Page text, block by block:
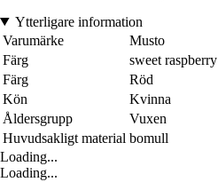
Ytterligare information
Varumärke
Musto
Färg
sweet raspberry
Färg
Röd
Kön
Kvinna
Åldersgrupp
Vuxen
Huvudsakligt material bomull
Loading...
Loading...